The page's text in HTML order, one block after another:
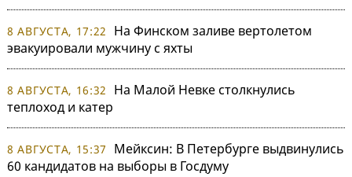
8 АВГУСТА, 17:22
На Финском заливе вертолетом
эвакуировали мужчину с яхты
8 АВГУСТА, 16:32
На Малой Невке столкнулись
теплоход и катер
8 АВГУСТА, 15:37
Мейксин: В Петербурге выдвинулись
60 кандидатов на выборы в Госдуму